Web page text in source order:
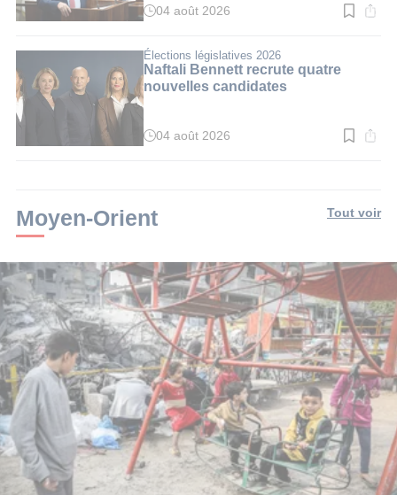
Temps
:
3
min.
04 août 2026
Élections législatives 2026
Naftali Bennett recrute quatre
nouvelles candidates
Temps
04 août 2026
Moyen-Orient Tout voir